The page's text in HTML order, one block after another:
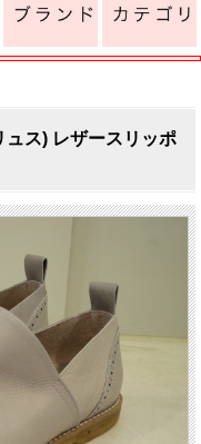
ス) レザースリッポ